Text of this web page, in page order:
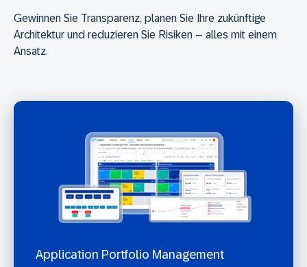
Gewinnen Sie Transparenz, planen Sie Ihre zukünftige
Architektur und reduzieren Sie Risiken – alles mit einem
Ansatz.
Application Portfolio Management